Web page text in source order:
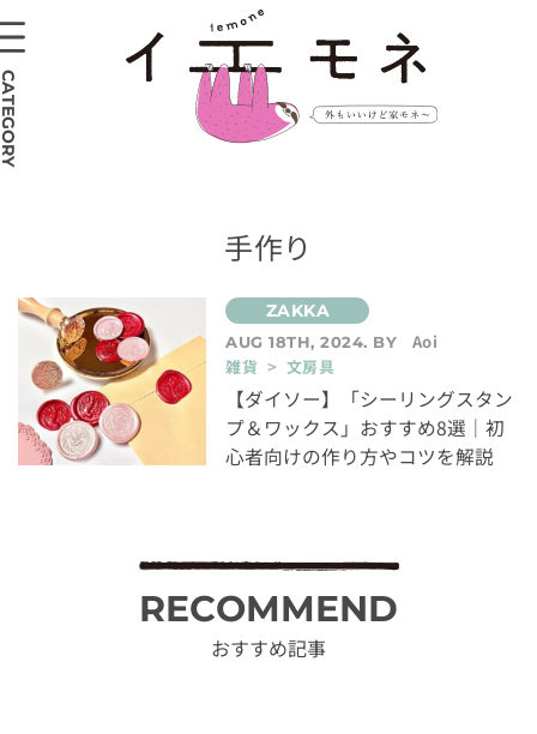
手作り
AUG 18TH, 2024. BY
Aoi
雑貨 > 文房具
【ダイソー】「シーリングスタン
プ＆ワックス」おすすめ8選｜初
心者向けの作り方やコツを解説
RECOMMEND
おすすめ記事